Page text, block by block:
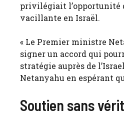
privilégiait l’opportunité
vacillante en Israël.
« Le Premier ministre
signer un accord qui
stratégie auprès de
Netanyahu en espérant
Soutien sans